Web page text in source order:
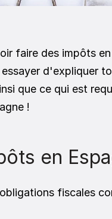
d'expliquer
que ce qui est
!
en
fiscales